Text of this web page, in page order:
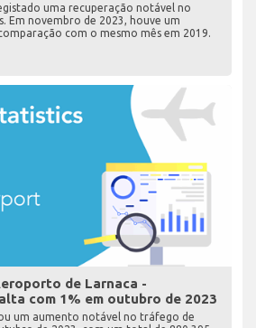
uma recuperação notável no
Em novembro de 2023, houve um
com o mesmo mês em 2019.
de Larnaca -
com 1% em outubro de 2023
um aumento notável no tráfego de